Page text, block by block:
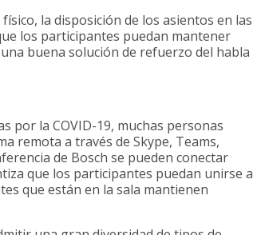
la disposición de los asientos en las
los participantes puedan mantener
buena solución de refuerzo del habla
por la COVID-19, muchas personas
remota a través de Skype, Teams,
de Bosch se pueden conectar
que los participantes puedan unirse a
que están en la sala mantienen